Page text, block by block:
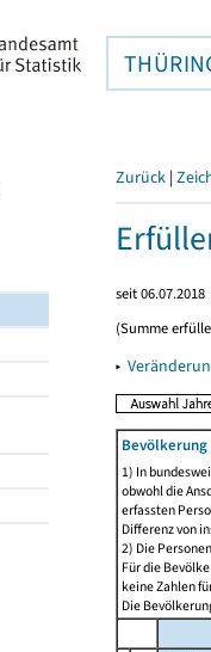
Zurück |
seit 06.07.2018
(Summe
▸
1) In
obwohl die
erfassten
Differenz von
2) Die
Für die
keine Zahlen
Die